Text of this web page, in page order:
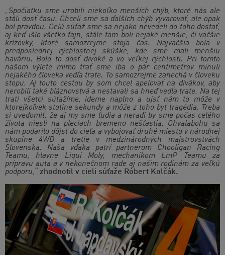
„Spočiatku sme urobili niekoľko menších chýb, ktoré nás ale
stáli dosť času. Chceli sme sa ďalších chýb vyvarovať, ale opak
bol pravdou. Celú súťaž sme sa nejako nevedeli do toho dostať,
aj keď išlo všetko fajn, stále tam boli nejaké menšie, či väčšie
krízovky, ktoré samozrejme stoja čas. Najväčšia bola v
predposlednej rýchlostnej skúške, kde sme mali menšiu
haváriu. Bolo to dosť divoké a vo veľkej rýchlosti. Pri tomto
našom výlete mimo trať sme iba o pár centimetrov minuli
nejakého človeka vedľa trate. To samozrejme zanechá v človeku
stopu. Aj touto cestou by som chcel apelovať na divákov, aby
nerobili také bláznovstvá a nestavali sa hneď vedľa trate. Na tej
trati všetci súťažíme, ideme naplno a ujsť nám to môže v
ktorejkoľvek stotine sekundy a môže z toho byť tragédia. Treba
si uvedomiť, že aj my sme ľudia a neradi by sme počas celého
života niesli na pleciach bremeno nešťastia. Chvalabohu sa
nám podarilo dôjsť do cieľa a vybojovať druhé miesto v národnej
skupine 4WD a tretie v medzinárodných majstrovstvách
Slovenska. Naša vďaka patrí partnerom Chooligan Racing
Teamu, hlavne Liqui Moly, mechanikom LmP Teamu za
prípravu auta a v nekonečnom rade aj našim rodinám za veľkú
podporu,“
zhodnotil v cieli súťaže Róbert Kolčák.